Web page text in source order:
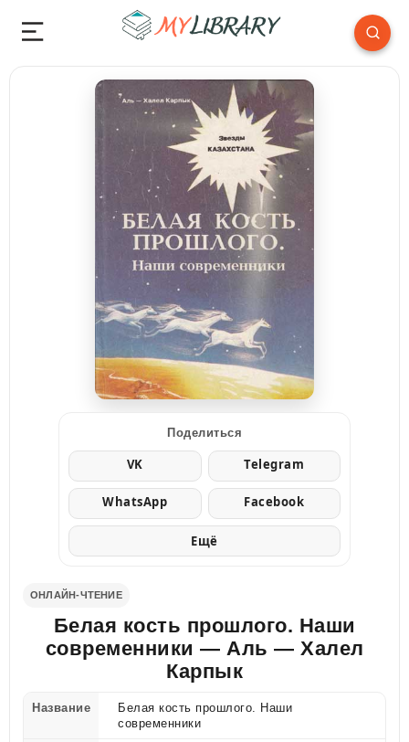
Поделиться
VK Telegram
WhatsApp Facebook
Ещё
ОНЛАЙН-ЧТЕНИЕ
Белая кость прошлого. Наши
современники — Аль — Халел
Карпык
Название
Белая кость прошлого. Наши
современники